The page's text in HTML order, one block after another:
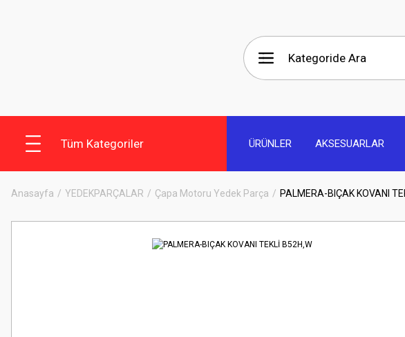
Tüm Kategoriler ÜRÜNLER AKSESUARLAR
Anasayfa YEDEKPARÇALAR Çapa Motoru Yedek Parça PALMERA-BIÇAK KOVANI